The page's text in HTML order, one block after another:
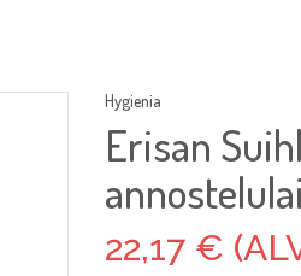
Hygienia
Erisan
22,17 €